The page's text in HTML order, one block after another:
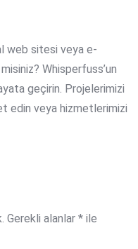
web sitesi veya e-
Whisperfuss’un
geçirin. Projelerimizi
edin veya hizmetlerimizi
Gerekli alanlar * ile